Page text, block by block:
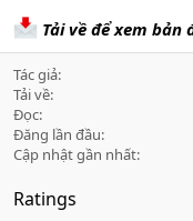
Tải về để xem bản
Tác giả
Tải về
Đọc
Đăng lần đầu
Cập nhật gần nhất
Ratings